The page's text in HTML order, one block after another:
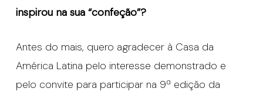
inspirou na sua “confeção”?
Antes do mais, quero agradecer à Casa da
América Latina pelo interesse demonstrado e
pelo convite para participar na 9ª edição da